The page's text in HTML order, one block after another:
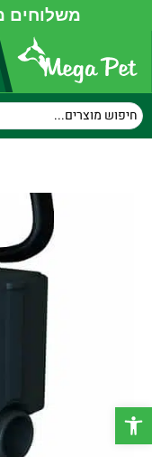
פתח סרגל נגישות
משלוחים